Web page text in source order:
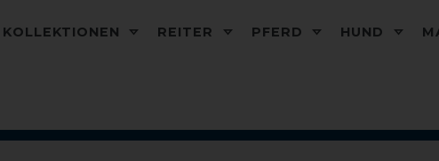
KOLLEKTIONEN REITER PFERD HUND